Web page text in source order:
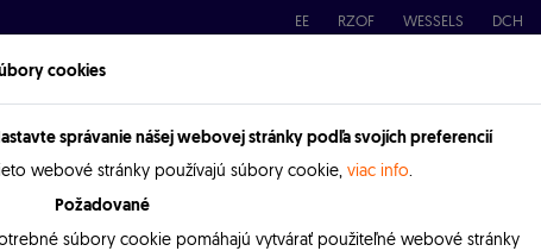
EE RZOF WESSELS DCH
cookies
správanie nášej webovej stránky podľa svojích preferencií
webové stránky používajú súbory cookie, viac info.
Požadované
súbory cookie pomáhajú vytvárať použiteľné webové stránky